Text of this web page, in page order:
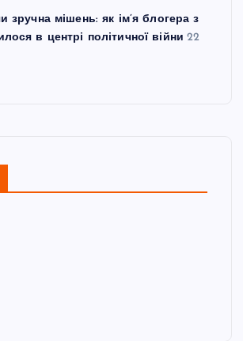
зручна мішень: як ім’я блогера з
в центрі політичної війни 22